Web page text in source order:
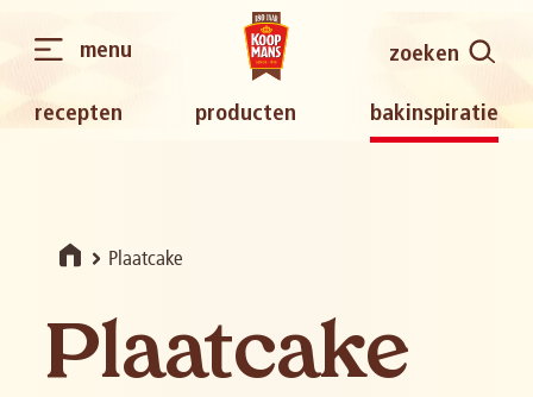
recepten producten bakinspiratie
zoeken
menu
Plaatcake
Plaatcake